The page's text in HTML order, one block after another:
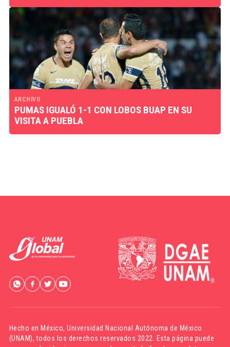
ARCHIVO
PUMAS IGUALÓ 1-1 CON LOBOS BUAP EN SU
VISITA A PUEBLA
Hecho en México,Universidad Nacional Autónoma de México
(UNAM), todos los derechos reservados 2022. Esta página puede